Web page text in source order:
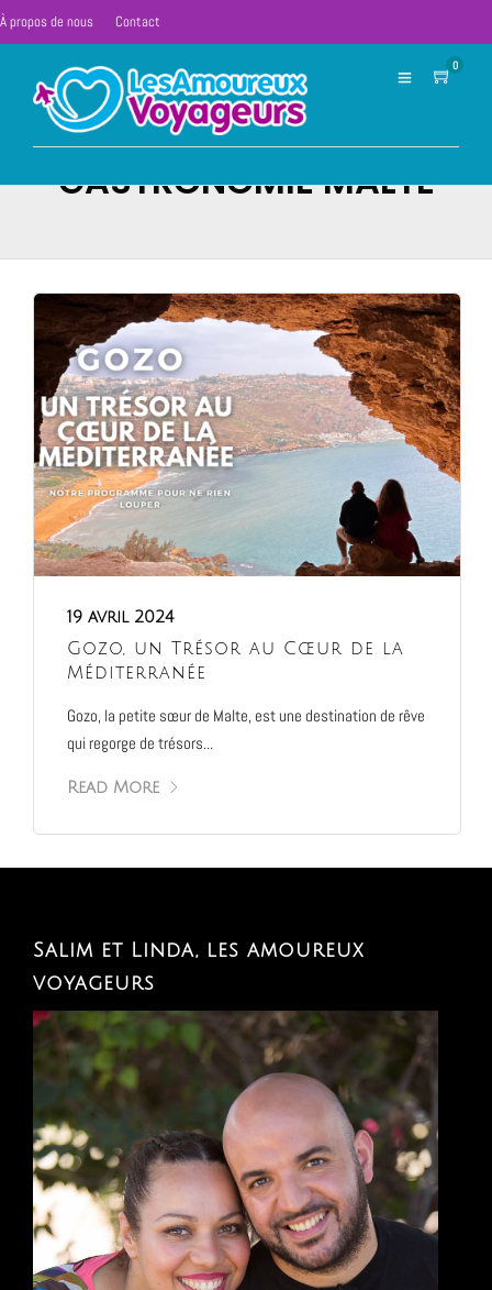
À propos de nous Contact
0
GASTRONOMIE MALTE
19 avril 2024
Gozo, un Trésor au Cœur de la
Méditerranée
Gozo, la petite sœur de Malte, est une destination de rêve
qui regorge de trésors...
Read More
Salim et Linda, les amoureux
voyageurs